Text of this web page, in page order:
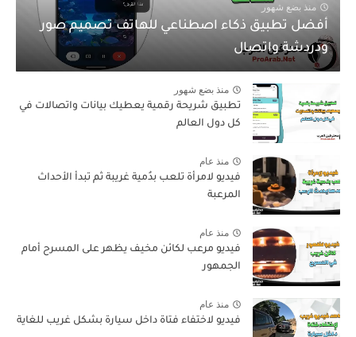
منذ بضع شهور
أفضل تطبيق ذكاء اصطناعي للهاتف تصميم صور
ودردشة واتصال
منذ بضع شهور
تطبيق شريحة رقمية يعطيك بيانات واتصالات في
كل دول العالم
منذ عام
فيديو لامرأة تلعب بدُمية غريبة ثم تبدأ الأحداث
المرعبة
منذ عام
فيديو مرعب لكائن مخيف يظهر على المسرح أمام
الجمهور
منذ عام
فيديو لاختفاء فتاة داخل سيارة بشكل غريب للغاية